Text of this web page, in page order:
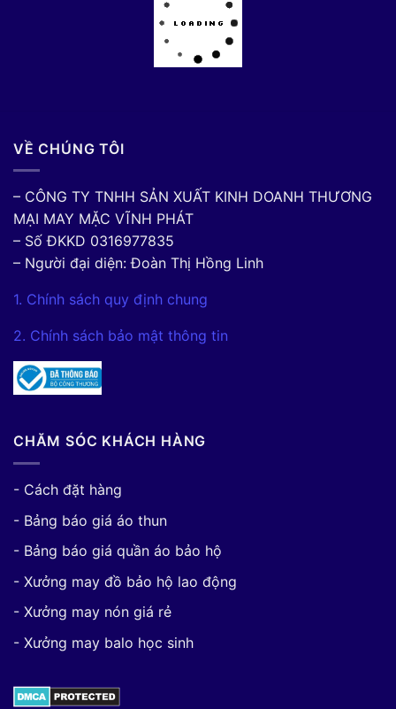
VỀ CHÚNG TÔI
– CÔNG TY TNHH SẢN XUẤT KINH DOANH THƯƠNG
MẠI MAY MẶC VĨNH PHÁT
– Số ĐKKD 0316977835
– Người đại diện: Đoàn Thị Hồng Linh
1. Chính sách quy định chung
2. Chính sách bảo mật thông tin
CHĂM SÓC KHÁCH HÀNG
- Cách đặt hàng
- Bảng báo giá áo thun
- Bảng báo giá quần áo bảo hộ
- Xưởng may đồ bảo hộ lao động
- Xưởng may nón giá rẻ
- Xưởng may balo học sinh